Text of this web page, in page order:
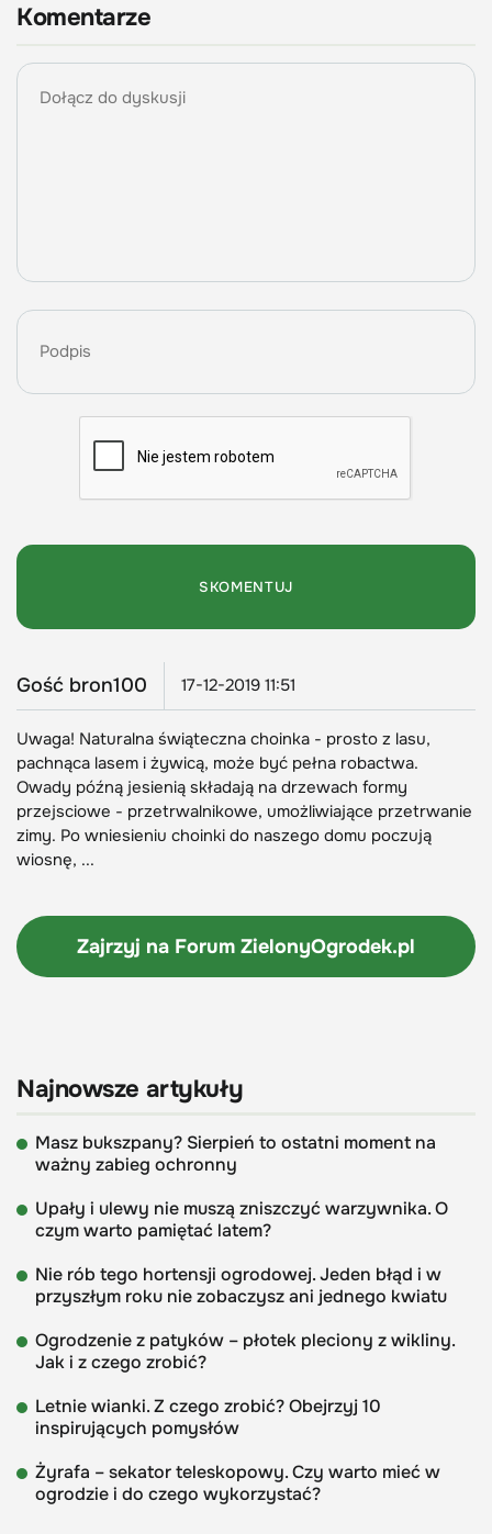
Komentarze
Gość bron100 17-12-2019 11:51
Uwaga! Naturalna świąteczna choinka - prosto z lasu,
pachnąca lasem i żywicą, może być pełna robactwa.
Owady późną jesienią składają na drzewach formy
przejsciowe - przetrwalnikowe, umożliwiające przetrwanie
zimy. Po wniesieniu choinki do naszego domu poczują
wiosnę, ...
Zajrzyj na Forum ZielonyOgrodek.pl
Najnowsze artykuły
Masz bukszpany? Sierpień to ostatni moment na
ważny zabieg ochronny
Upały i ulewy nie muszą zniszczyć warzywnika. O
czym warto pamiętać latem?
Nie rób tego hortensji ogrodowej. Jeden błąd i w
przyszłym roku nie zobaczysz ani jednego kwiatu
Ogrodzenie z patyków – płotek pleciony z wikliny.
Jak i z czego zrobić?
Letnie wianki. Z czego zrobić? Obejrzyj 10
inspirujących pomysłów
Żyrafa – sekator teleskopowy. Czy warto mieć w
ogrodzie i do czego wykorzystać?